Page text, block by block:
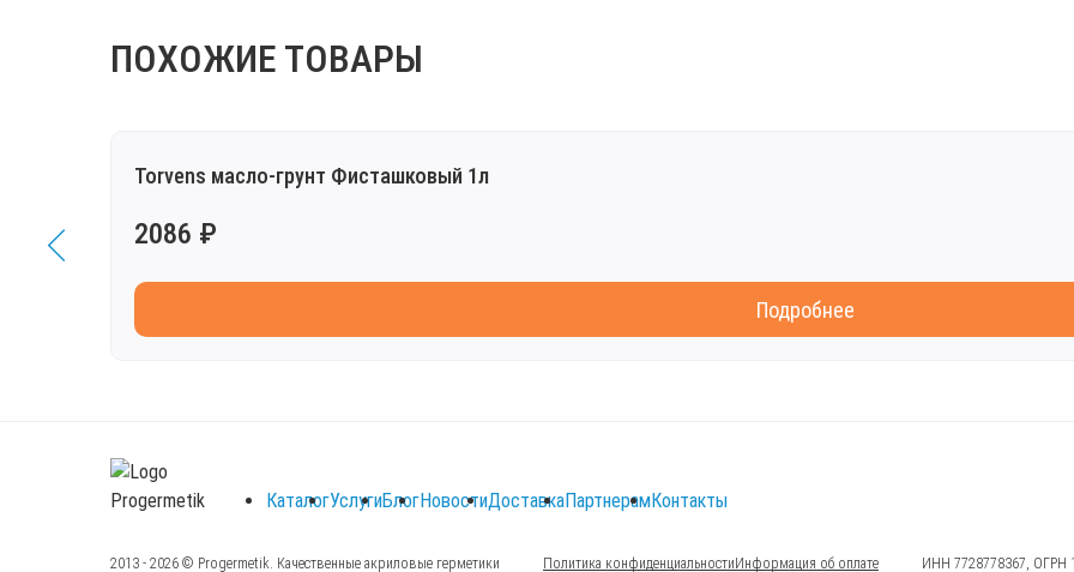
ПОХОЖИЕ ТОВАРЫ
Torvens масло-грунт Фисташковый 1л
2086 ₽
Подробнее
КаталогУслугиБлогНовостиДоставкаПартнерамКонтакты
2013 - 2026 © Progermetik. Качественные акриловые герметики Политика конфиденциальностиИнформация об оплате ИНН 7728778367, ОГРН